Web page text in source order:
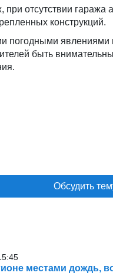
отсутствии гаража
конструкций.
погодными
быть
Обсудить
местами дождь,